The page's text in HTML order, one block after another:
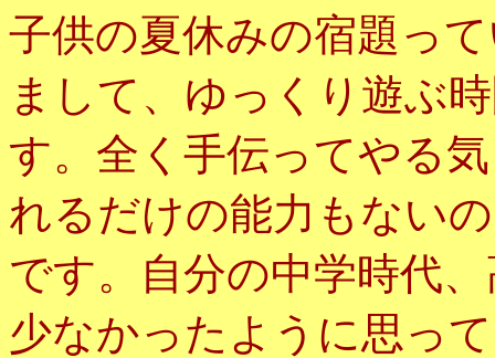
子供の夏休みの宿題っ
まして、ゆっくり遊ぶ
す。全く手伝ってやる
れるだけの能力もない
です。自分の中学時代
少なかったように思っ